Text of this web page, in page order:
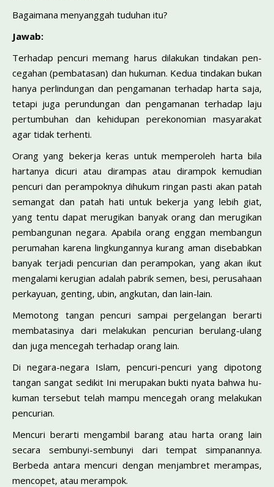
Bagaimana menyanggah tuduhan itu?
Jawab:
Terhadap pencuri memang harus dilakukan tindakan pen­
cegahan (pembatasan) dan hukuman. Kedua tindakan bukan
hanya perlindungan dan pengamanan terhadap harta saja,
teta­pi juga perundungan dan pengamanan terhadap laju
pertum­buhan dan kehidupan perekonomian masyarakat
agar tidak terhenti.
Orang yang bekerja keras untuk memperoleh harta bila
hartanya dicuri atau dirampas atau dirampok kemudian
pen­curi dan perampoknya dihukum ringan pasti akan patah
se­mangat dan patah hati untuk bekerja yang lebih giat,
yang tentu dapat merugikan banyak orang dan merugikan
pemba­ngunan negara. Apabila orang enggan membangun
perumah­an karena lingkungannya kurang aman disebabkan
banyak terjadi pencurian dan perampokan, yang akan ikut
mengalami kerugian adalah pabrik semen, besi, perusahaan
perkayuan, genting, ubin, angkutan, dan lain-lain.
Memotong tangan pencuri sampai pergelangan berarti
membatasinya dari melakukan pencurian berulang-ulang
dan juga mencegah terhadap orang lain.
Di negara-negara Islam, pencuri-pencuri yang dipotong
tangan sangat sedikit Ini merupakan bukti nyata bahwa hu­
kuman tersebut telah mampu mencegah orang melakukan
pen­curian.
Mencuri berarti mengambil barang atau harta orang lain
secara sembunyi-sembunyi dari tempat simpanannya.
Berbeda antara mencuri dengan menjambret merampas,
mencopet, atau merampok.